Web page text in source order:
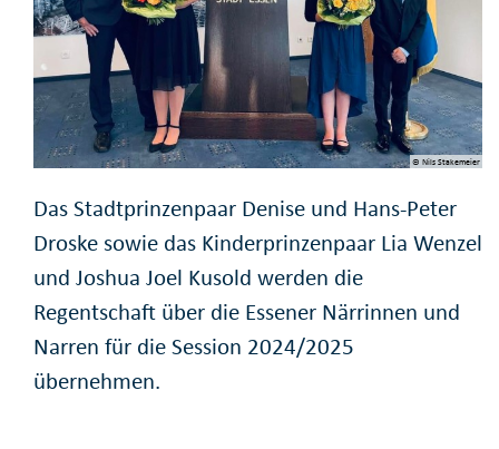
© Nils Stakemeier
Das Stadtprinzenpaar Denise und Hans-Peter
Droske sowie das Kinderprinzenpaar Lia Wenzel
und Joshua Joel Kusold werden die
Regentschaft über die Essener Närrinnen und
Narren für die Session 2024/2025
übernehmen.